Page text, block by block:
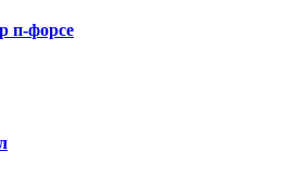
п-форсе